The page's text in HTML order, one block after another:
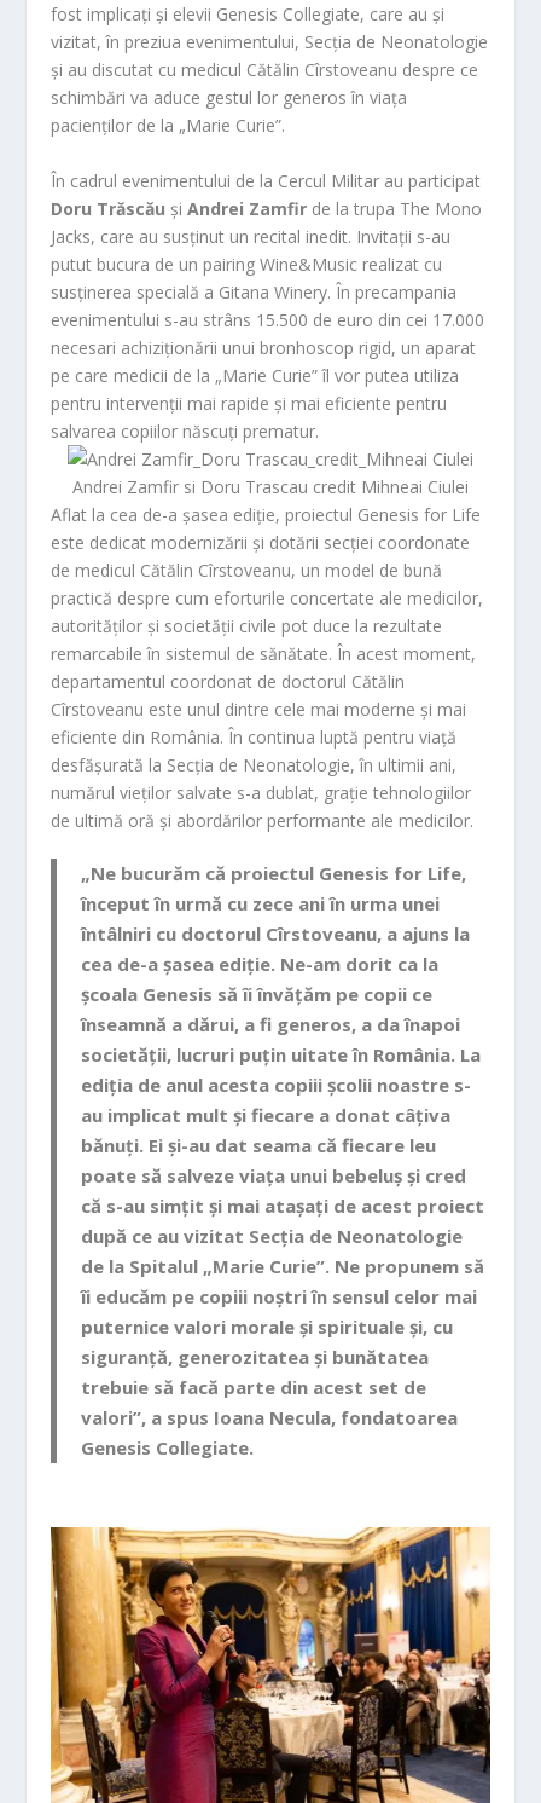
fost implicați și elevii Genesis Collegiate, care au și
vizitat, în preziua evenimentului, Secția de Neonatologie
și au discutat cu medicul Cătălin Cîrstoveanu despre ce
schimbări va aduce gestul lor generos în viața
pacienților de la „Marie Curie”.
În cadrul evenimentului de la Cercul Militar au participat
Doru Trăscău șiAndrei Zamfir de la trupa The Mono
Jacks, care au susținut un recital inedit. Invitații s-au
putut bucura de un pairing Wine&Music realizat cu
susținerea specială a Gitana Winery. În precampania
evenimentului s-au strâns 15.500 de euro din cei 17.000
necesari achiziționării unui bronhoscop rigid, un aparat
pe care medicii de la „Marie Curie” îl vor putea utiliza
pentru intervenții mai rapide și mai eficiente pentru
salvarea copiilor născuți prematur.
Andrei Zamfir si Doru Trascau credit Mihneai Ciulei
Aflat la cea de-a șasea ediție, proiectul Genesis for Life
este dedicat modernizării și dotării secției coordonate
de medicul Cătălin Cîrstoveanu, un model de bună
practică despre cum eforturile concertate ale medicilor,
autorităților și societății civile pot duce la rezultate
remarcabile în sistemul de sănătate. În acest moment,
departamentul coordonat de doctorul Cătălin
Cîrstoveanu este unul dintre cele mai moderne și mai
eficiente din România. În continua luptă pentru viață
desfășurată la Secția de Neonatologie, în ultimii ani,
numărul vieților salvate s-a dublat, grație tehnologiilor
de ultimă oră și abordărilor performante ale medicilor.
„Ne bucurăm că proiectul Genesis for Life,
început în urmă cu zece ani în urma unei
întâlniri cu doctorul Cîrstoveanu, a ajuns la
cea de-a șasea ediție. Ne-am dorit ca la
școala Genesis să îi învățăm pe copii ce
înseamnă a dărui, a fi generos, a da înapoi
societății, lucruri puțin uitate în România. La
ediția de anul acesta copiii școlii noastre s-
au implicat mult și fiecare a donat câțiva
bănuți. Ei și-au dat seama că fiecare leu
poate să salveze viața unui bebeluș și cred
că s-au simțit și mai atașați de acest proiect
după ce au vizitat Secția de Neonatologie
de la Spitalul „Marie Curie”. Ne propunem să
îi educăm pe copiii noștri în sensul celor mai
puternice valori morale și spirituale și, cu
siguranță, generozitatea și bunătatea
trebuie să facă parte din acest set de
valori”, a spus Ioana Necula, fondatoarea
Genesis Collegiate.